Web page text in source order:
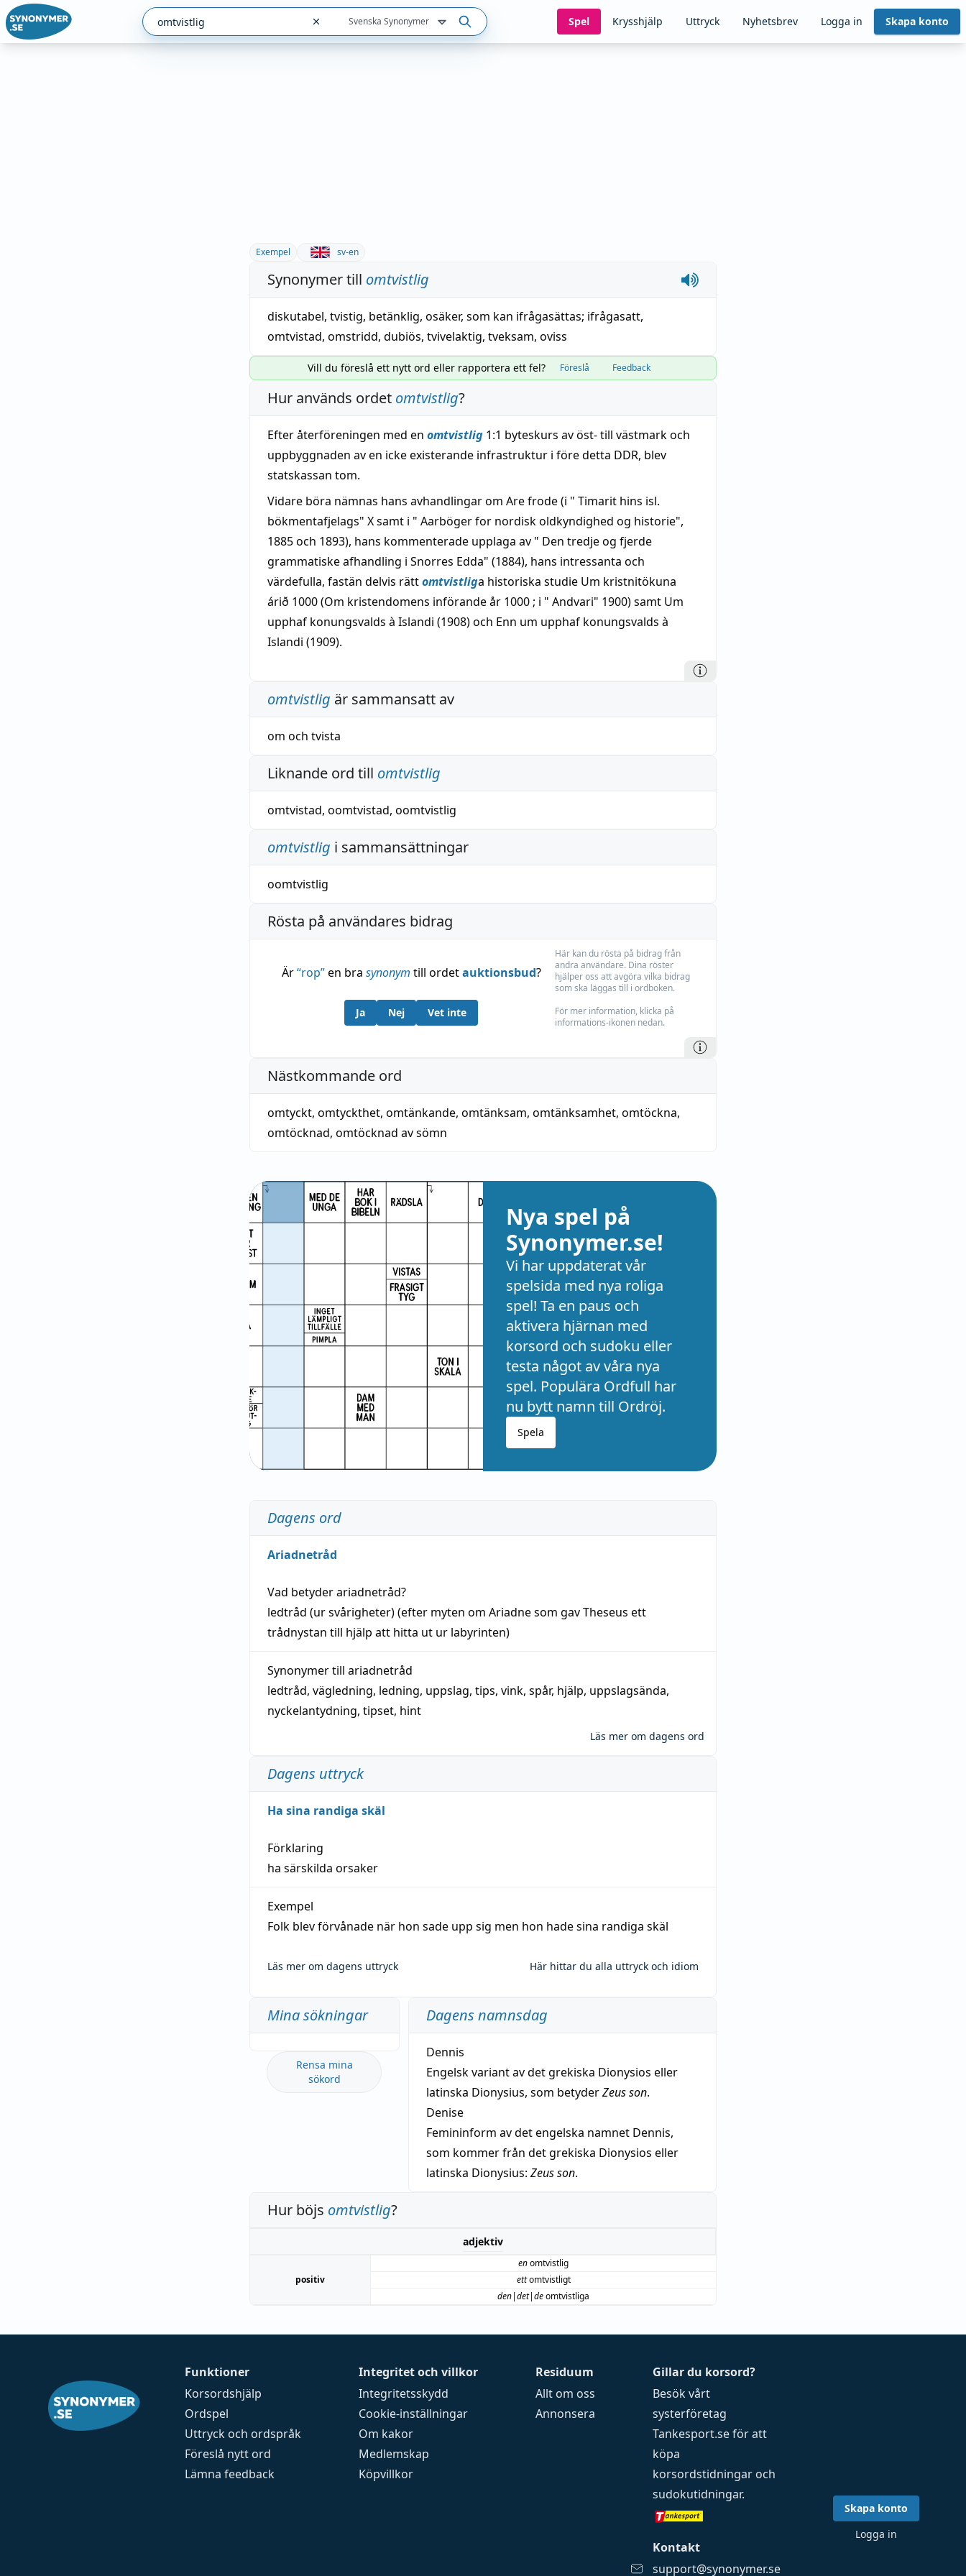
Svenska Synonymer Spel Krysshjälp Uttryck Nyhetsbrev Logga in Skapa konto
Exempel sv-en
Synonymer till omtvistlig
diskutabel, tvistig, betänklig, osäker, som kan ifrågasättas; ifrågasatt,
omtvistad, omstridd, dubiös, tvivelaktig, tveksam, oviss
Vill du föreslå ett nytt ord eller rapportera ett fel? Föreslå Feedback
Hur används ordet omtvistlig?
Efter återföreningen med en omtvistlig 1:1 byteskurs av öst- till västmark och
uppbyggnaden av en icke existerande infrastruktur i före detta DDR, blev
statskassan tom.
Vidare böra nämnas hans avhandlingar om Are frode (i " Timarit hins isl.
bökmentafjelags" X samt i " Aarböger for nordisk oldkyndighed og historie",
1885 och 1893), hans kommenterade upplaga av " Den tredje og fjerde
grammatiske afhandling i Snorres Edda" (1884), hans intressanta och
värdefulla, fastän delvis rättomtvistliga historiska studie Um kristnitökuna
árið 1000 (Om kristendomens införande år 1000 ; i " Andvari" 1900) samt Um
upphaf konungsvalds à Islandi (1908) och Enn um upphaf konungsvalds à
Islandi (1909).
omtvistlig är sammansatt av
om och tvista
Liknande ord till omtvistlig
omtvistad, oomtvistad, oomtvistlig
omtvistlig i sammansättningar
oomtvistlig
Rösta på användares bidrag
Är“rop”en bra synonym till ordetauktionsbud?
Ja Nej Vet inte
Här kan du rösta på bidrag från
andra användare. Dina röster
hjälper oss att avgöra vilka bidrag
som ska läggas till i ordboken.
För mer information, klicka på
informations-ikonen nedan.
Nästkommande ord
omtyckt, omtyckthet, omtänkande, omtänksam, omtänksamhet, omtöckna,
omtöcknad, omtöcknad av sömn
Nya spel på
Synonymer.se!
Vi har uppdaterat vår
spelsida med nya roliga
spel! Ta en paus och
aktivera hjärnan med
korsord och sudoku eller
testa något av våra nya
spel. Populära Ordfull har
nu bytt namn till Ordröj.
Spela
Dagens ord
Ariadnetråd
Vad betyderariadnetråd?
ledtråd (ur svårigheter) (efter myten om Ariadne som gav Theseus ett
trådnystan till hjälp att hitta ut ur labyrinten)
Synonymer till ariadnetråd
ledtråd, vägledning, ledning, uppslag, tips, vink, spår, hjälp, uppslagsända,
nyckelantydning, tipset, hint
Läs mer om dagens ord
Dagens uttryck
Ha sina randiga skäl
Förklaring
ha särskilda orsaker
Exempel
Folk blev förvånade när hon sade upp sig men hon hade sina randiga skäl
Läs mer om dagens uttryck Här hittar du alla uttryck och idiom
Mina sökningar
Rensa mina
sökord
Dagens namnsdag
Dennis
Engelsk variant av det grekiska Dionysios eller
latinska Dionysius, som betyderZeus son.
Denise
Femininform av det engelska namnet Dennis,
som kommer från det grekiska Dionysios eller
latinska Dionysius: Zeus son.
Hur böjs omtvistlig?
adjektiv
positiv
enomtvistlig
ettomtvistligt
den|det|deomtvistliga
Funktioner
Korsordshjälp
Ordspel
Uttryck och ordspråk
Föreslå nytt ord
Lämna feedback
Integritet och villkor
Integritetsskydd
Cookie-inställningar
Om kakor
Medlemskap
Köpvillkor
Residuum
Allt om oss
Annonsera
Gillar du korsord?
Besök vårt
systerföretag
Tankesport.seför att
köpa
korsordstidningar och
sudokutidningar.
Kontakt
support@synonymer.se
Skapa konto
Logga in